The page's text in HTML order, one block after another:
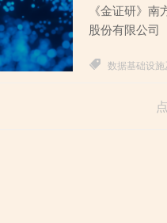
《金证研》
股份有限公司
数据基础设